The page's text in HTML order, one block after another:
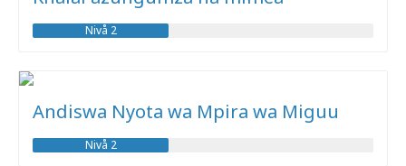
Nivå 2
Andiswa Nyota wa Mpira wa Miguu
Nivå 2